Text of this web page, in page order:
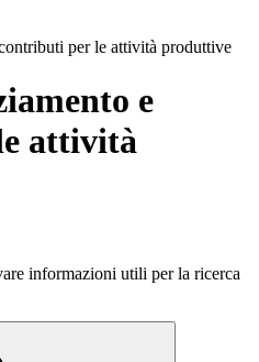
per le attività produttive
e
attività
informazioni utili per la ricerca